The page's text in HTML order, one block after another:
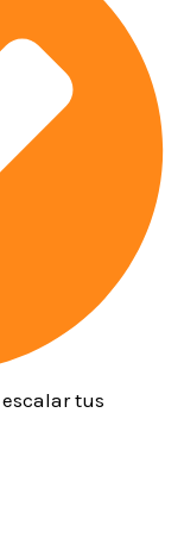
tus